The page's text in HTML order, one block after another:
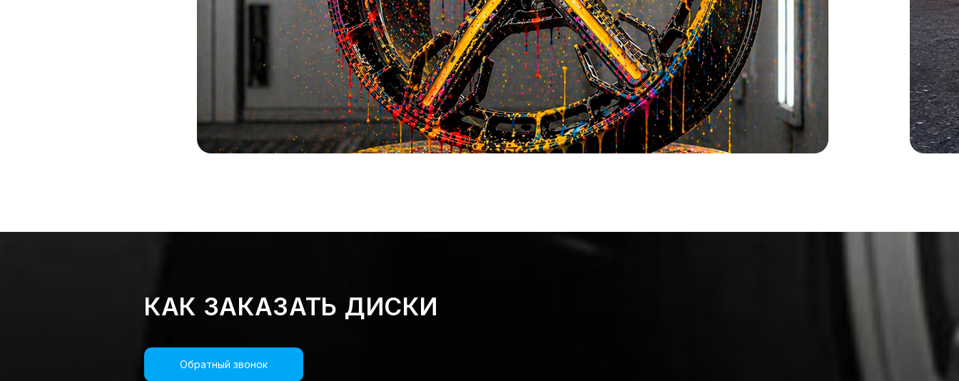
КАК ЗАКАЗАТЬ ДИСКИ
Обратный звонок